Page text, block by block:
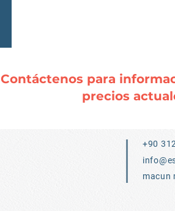
Contáctenos para
precios
+90
macun